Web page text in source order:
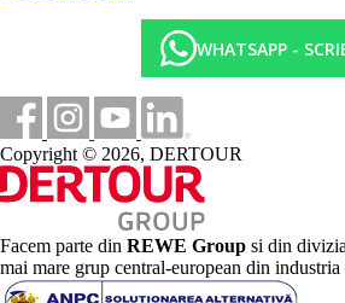
Categoria oficiala
Distanţe
1 km
Parc acvatic
teren de golf
500 m
WHATSAPP -
Copyright © 2026, DERTOUR
Facem parte din REWE Group si din
mai mare grup central-european din